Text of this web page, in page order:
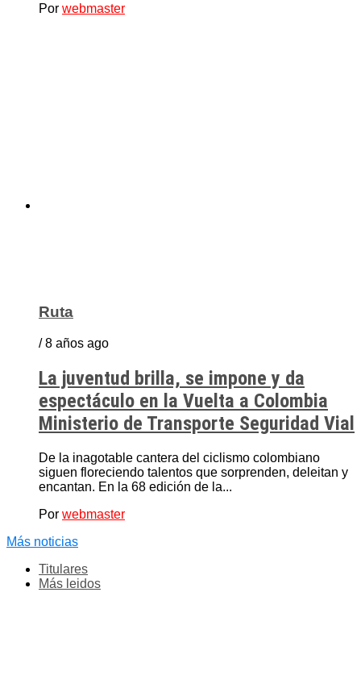
Por webmaster
Ruta
/ 8 años ago
La juventud brilla, se impone y da
espectáculo en la Vuelta a Colombia
Ministerio de Transporte Seguridad Vial
De la inagotable cantera del ciclismo colombiano
siguen floreciendo talentos que sorprenden, deleitan y
encantan. En la 68 edición de la...
Por webmaster
Más noticias
Titulares
Más leidos